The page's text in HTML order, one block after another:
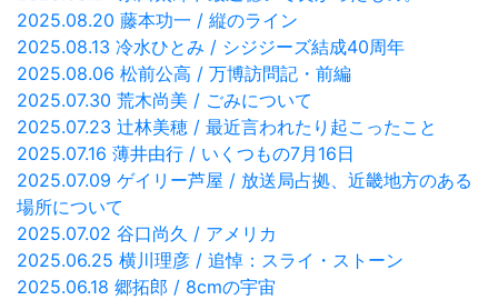
2025.08.20 藤本功一 / 縦のライン
2025.08.13 冷水ひとみ / シジジーズ結成40周年
2025.08.06 松前公高 / 万博訪問記・前編
2025.07.30 荒木尚美 / ごみについて
2025.07.23 辻林美穂 / 最近言われたり起こったこと
2025.07.16 薄井由行 / いくつもの7月16日
2025.07.09 ゲイリー芦屋 / 放送局占拠、近畿地方のある
場所について
2025.07.02 谷口尚久 / アメリカ
2025.06.25 横川理彦 / 追悼：スライ・ストーン
2025.06.18 郷拓郎 / 8cmの宇宙